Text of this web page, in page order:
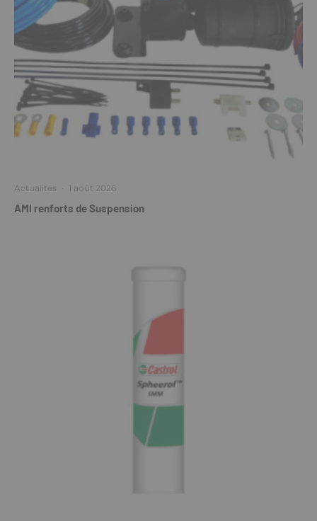
Actualités · 1 août 2026
AMI renforts de Suspension